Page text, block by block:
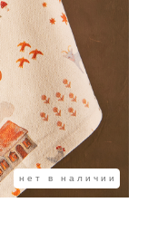
нет в наличии